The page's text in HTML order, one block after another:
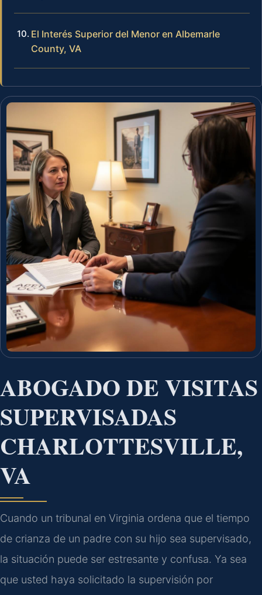
El Interés Superior del Menor en Albemarle
County, VA
ABOGADO DE VISITAS
SUPERVISADAS
CHARLOTTESVILLE,
VA
Cuando un tribunal en Virginia ordena que el tiempo
de crianza de un padre con su hijo sea supervisado,
la situación puede ser estresante y confusa. Ya sea
que usted haya solicitado la supervisión por